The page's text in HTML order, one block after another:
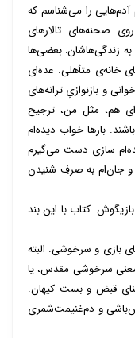
آدم‌هایی را می‌شناسم که
صحنه‌های تالارهای
به زندگی‌هاشان: بعضی‌ها
خانه‌ی متأهلی. عده‌ای
و بازنوازیِ ترانه‌های
هم، مثل من، ترجیح
بارها خواب دیده‌ام
سازی دست می‌گیرم
و جان‌ام به صرفِ شنیدن
کتاب با این بند
بازی و سرخوشی. البته
سرخوشی مقدس، یا
قبض و بست کیهان.
و دم‌غنیمت‌شمری